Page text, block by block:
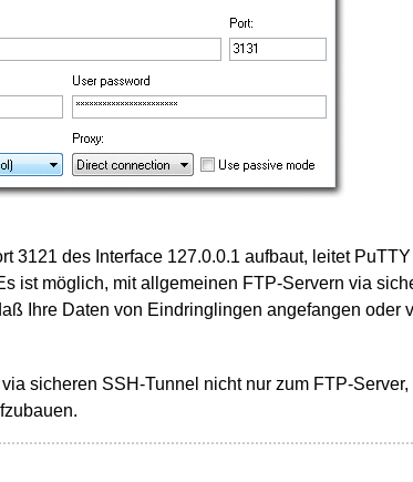
3121 des Interface 127.0.0.1 aufbaut, leitet
ist möglich, mit allgemeinen FTP-Servern via
Ihre Daten von Eindringlingen angefangen oder
sicheren SSH-Tunnel nicht nur zum FTP-Server,